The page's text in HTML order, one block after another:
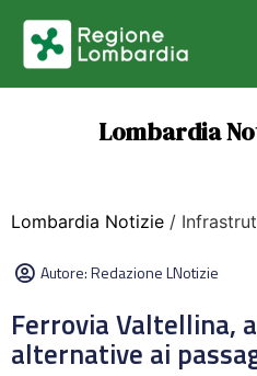
Lombardia
Lombardia Notizie /
Autore:Redazione LNotizie
Ferrovia Valtellina,
alternative ai